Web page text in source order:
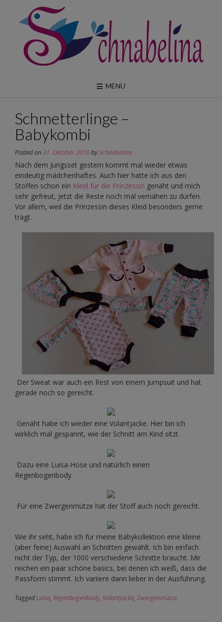
content
MENU
Schmetterlinge –
Babykombi
Posted on31. Oktober 2016bySchnabelina
Nach dem Jungsset gestern kommt mal wieder etwas
eindeutig mädchenhaftes. Auch hier hatte ich aus den
Stoffen schon ein Kleid für die Prinzessin genäht und mich
sehr gefreut, jetzt die Reste noch mal vernähen zu dürfen.
Vor allem, weil die Prinzessin dieses Kleid besonders gerne
trägt.
Der Sweat war auch ein Rest von einem Jumpsuit und hat
gerade noch so gereicht.
Genäht habe ich wieder eine Volantjacke. Hier bin ich
wirklich mal gespannt, wie der Schnitt am Kind sitzt.
Dazu eine Luisa-Hose und natürlich einen
Regenbogenbody.
Für eine Zwergenmütze hat der Stoff auch noch gereicht.
Wie ihr seht, habe ich für meine Babykollektion eine kleine
(aber feine) Auswahl an Schnitten gewählt. Ich bin einfach
nicht der Typ, der 1000 verschiedene Schnitte braucht. Mir
reichen ein paar schöne basics, bei denen ich weiß, dass die
Passform stimmt. Ich variiere dann lieber in der Ausführung.
TaggedLuisa, Regenbogenbody, Volantjacke, Zwergenmütze